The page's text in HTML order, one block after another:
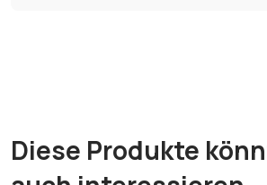
Diese Produkte